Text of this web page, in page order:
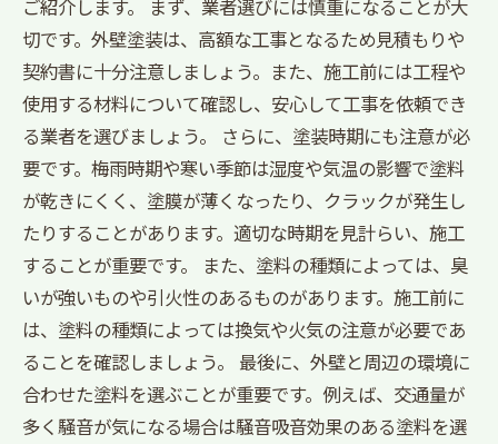
ご紹介します。 まず、業者選びには慎重になることが大
切です。外壁塗装は、高額な工事となるため見積もりや
契約書に十分注意しましょう。また、施工前には工程や
使用する材料について確認し、安心して工事を依頼でき
る業者を選びましょう。 さらに、塗装時期にも注意が必
要です。梅雨時期や寒い季節は湿度や気温の影響で塗料
が乾きにくく、塗膜が薄くなったり、クラックが発生し
たりすることがあります。適切な時期を見計らい、施工
することが重要です。 また、塗料の種類によっては、臭
いが強いものや引火性のあるものがあります。施工前に
は、塗料の種類によっては換気や火気の注意が必要であ
ることを確認しましょう。 最後に、外壁と周辺の環境に
合わせた塗料を選ぶことが重要です。例えば、交通量が
多く騒音が気になる場合は騒音吸音効果のある塗料を選